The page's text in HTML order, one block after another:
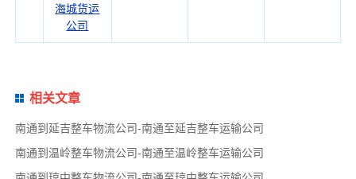
海城货运
公司
相关文章
南通到延吉整车物流公司-南通至延吉整车运输公司
南通到温岭整车物流公司-南通至温岭整车运输公司